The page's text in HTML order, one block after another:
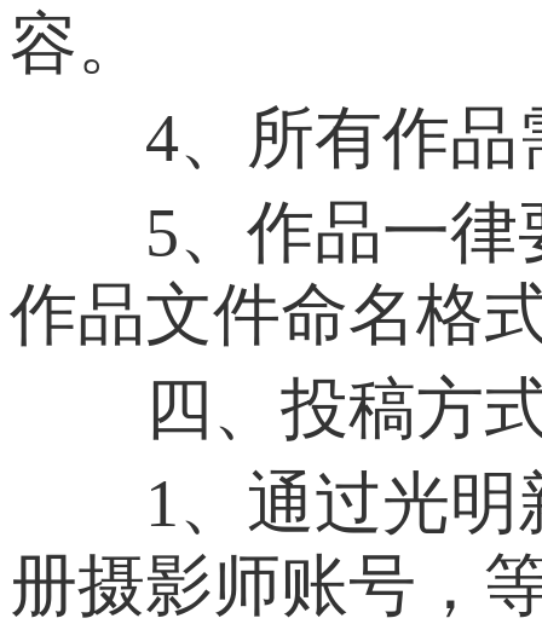
容。
4、所有作品需
5、作品一律要
作品文件命名格
四、投稿方
1、通过光明新
册摄影师账号，